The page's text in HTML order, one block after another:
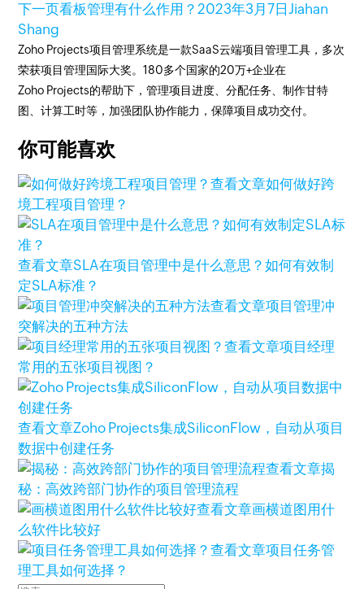
下一页看板管理有什么作用？2023年3月7日Jiahan
Shang
Zoho Projects项目管理系统是一款SaaS云端项目管理工具，多次
荣获项目管理国际大奖。180多个国家的20万+企业在
Zoho Projects的帮助下，管理项目进度、分配任务、制作甘特
图、计算工时等，加强团队协作能力，保障项目成功交付。
你可能喜欢
查看文章如何做好跨
境工程项目管理？
查看文章SLA在项目管理中是什么意思？如何有效制
定SLA标准？
查看文章项目管理冲
突解决的五种方法
查看文章项目经理
常用的五张项目视图？
查看文章Zoho Projects集成SiliconFlow，自动从项目
数据中创建任务
查看文章揭
秘：高效跨部门协作的项目管理流程
查看文章画横道图用什
么软件比较好
查看文章项目任务管
理工具如何选择？